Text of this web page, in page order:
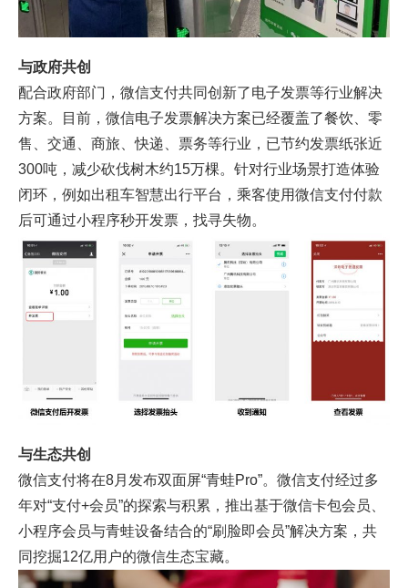
与政府共创
配合政府部门，微信支付共同创新了电子发票等行业解决
方案。目前，微信电子发票解决方案已经覆盖了餐饮、零
售、交通、商旅、快递、票务等行业，已节约发票纸张近
300吨，减少砍伐树木约15万棵。针对行业场景打造体验
闭环，例如出租车智慧出行平台，乘客使用微信支付付款
后可通过小程序秒开发票，找寻失物。
与生态共创
微信支付将在8月发布双面屏“青蛙Pro”。微信支付经过多
年对“支付+会员”的探索与积累，推出基于微信卡包会员、
小程序会员与青蛙设备结合的“刷脸即会员”解决方案，共
同挖掘12亿用户的微信生态宝藏。